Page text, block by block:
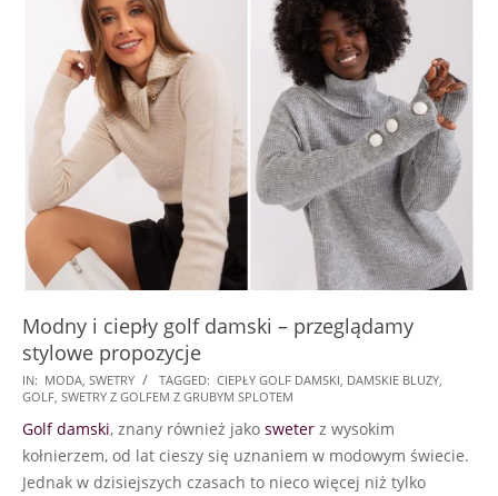
Modny i ciepły golf damski – przeglądamy
stylowe propozycje
2024-
01-
13
IN: MODA SWETRY TAGGED: CIEPŁY GOLF DAMSKI DAMSKIE BLUZY
GOLF SWETRY Z GOLFEM Z GRUBYM SPLOTEM
Golf damski, znany również jako sweter z wysokim
kołnierzem, od lat cieszy się uznaniem w modowym świecie.
Jednak w dzisiejszych czasach to nieco więcej niż tylko